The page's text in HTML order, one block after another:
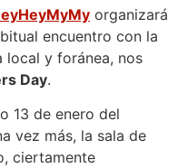
organizará
encuentro con la
local y foránea, nos
Day.
13 de enero del
vez más, la sala de
ciertamente